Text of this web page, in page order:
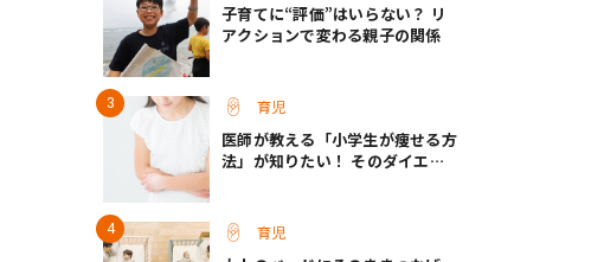
子育てに“評価”はいらない？ リ
アクションで変わる親子の関係
育児
医師が教える「小学生が痩せる方
法」が知りたい！ そのダイエッ
育児